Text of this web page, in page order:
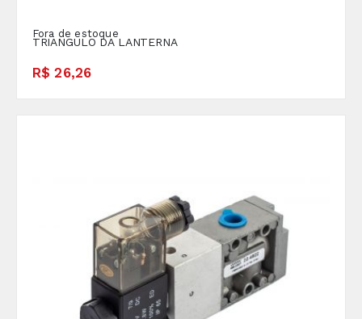
Fora de estoque
TRIANGULO DA LANTERNA
R$ 26,26